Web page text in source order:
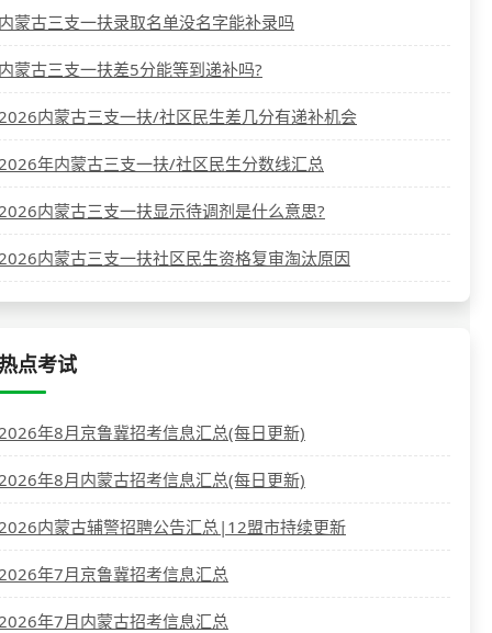
蒙古三支一扶录取名单没名字能补录吗
蒙古三支一扶差5分能等到递补吗?
内蒙古三支一扶/社区民生差几分有递补机会
年内蒙古三支一扶/社区民生分数线汇总
内蒙古三支一扶显示待调剂是什么意思?
内蒙古三支一扶社区民生资格复审淘汰原因
点考试
年8月京鲁冀招考信息汇总(每日更新)
年8月内蒙古招考信息汇总(每日更新)
内蒙古辅警招聘公告汇总|12盟市持续更新
年7月京鲁冀招考信息汇总
年7月内蒙古招考信息汇总